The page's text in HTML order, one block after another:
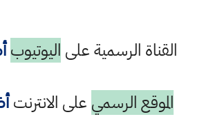
القناة الرسمية على اليوتيوب
الموقع الرسمي على الانترنت